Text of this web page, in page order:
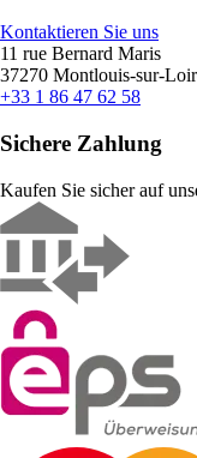
Kontaktieren Sie uns
11 rue Bernard Maris
37270 Montlouis-sur-
+33 1 86 47 62 58
Sichere Zahlung
Kaufen Sie sicher auf